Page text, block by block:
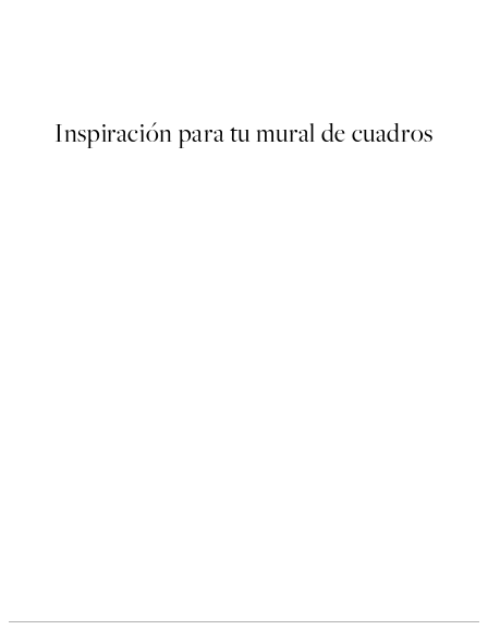
Inspiración para tu mural de cuadros